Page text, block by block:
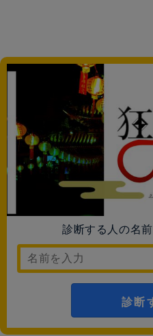
診断する人の名
診断